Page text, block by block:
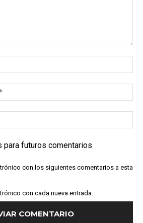
para futuros comentarios
con los siguientes comentarios a esta
con cada nueva entrada.